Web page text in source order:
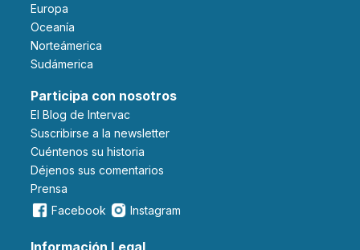
Europa
Oceanía
Norteámerica
Sudámerica
Participa con nosotros
El Blog de Intervac
Suscribirse a la newsletter
Cuéntenos su historia
Déjenos sus comentarios
Prensa
Facebook
Instagram
Información Legal